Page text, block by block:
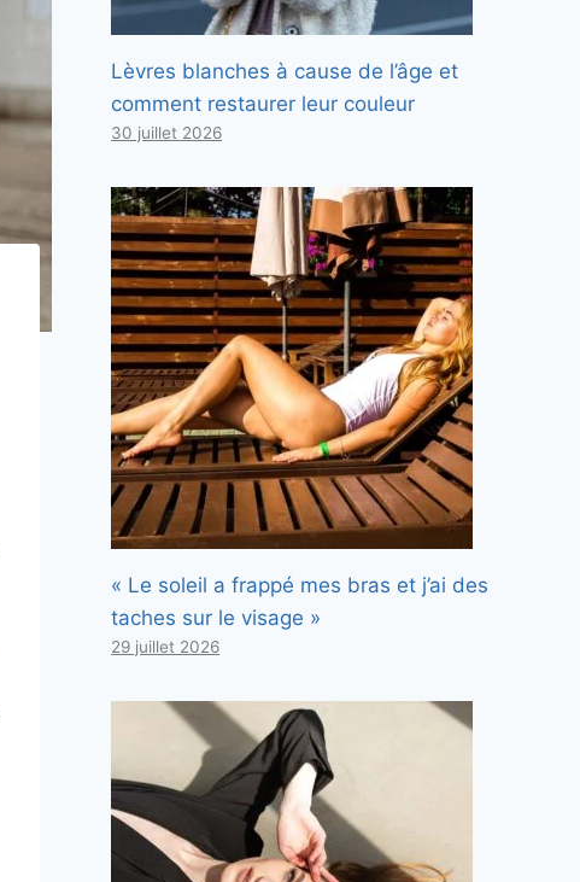
Lèvres blanches à cause de l’âge et
comment restaurer leur couleur
30 juillet 2026
« Le soleil a frappé mes bras et j’ai des
taches sur le visage »
29 juillet 2026